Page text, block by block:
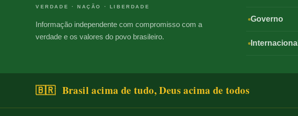
VERDADE · NAÇÃO · LIBERDADE
Informação independente com compromisso com a
verdade e os valores do povo brasileiro.
Governo
Internacional
🇧🇷 Brasil acima de tudo, Deus acima de todos